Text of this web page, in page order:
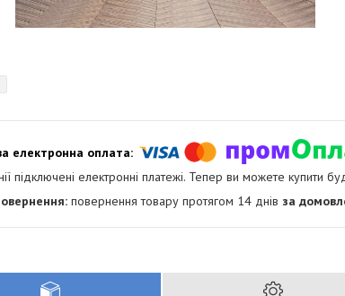
підключені електронні платежі. Тепер ви можете купити
повернення товару протягом 14 днів за